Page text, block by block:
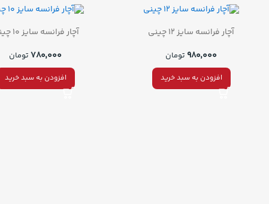
آچار فرانسه سایز 12 چینی
۹۸۰,۰۰۰ تومان
افزودن به سبد خرید
آچار فرانسه سایز 10 چینی
۷۸۰,۰۰۰ تومان
افزودن به سبد خرید